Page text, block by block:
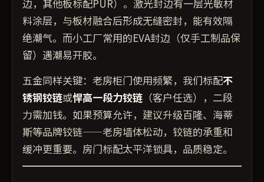
边，其他板标配PUR）。激光封边有一层光敏材
料涂层，与板材融合后形成无缝密封，能有效隔
绝潮气。而小工厂常用的EVA封边（仅手工制品保
留）遇潮易开胶。
五金同样关键：老房柜门使用频繁，我们标配不
锈钢铰链或悍高一段力铰链（客户任选），二段
力需加钱。如果预算允许，建议升级百隆、海蒂
斯等品牌铰链——老房墙体松动，铰链的承重和
缓冲更重要。房门标配太平洋锁具，品质稳定。